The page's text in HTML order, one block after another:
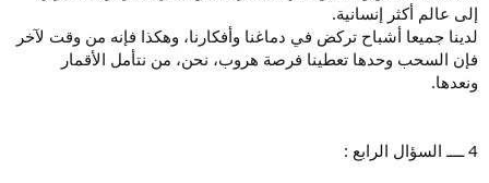
إلى عالم أكثر إنسانية.
لدينا جميعا أشباح تركض في دماغنا وأفكارنا، وهكذا فإنه من وقت لآخر
فإن السحب وحدها تعطينا فرصة هروب، نحن، من نتأمل الأقمار
ونعدها.
4 ــــ السؤال الرابع :